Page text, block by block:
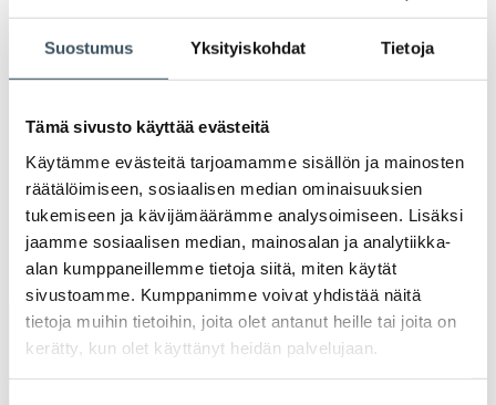
Suostumus Yksityiskohdat Tietoja
Tämä sivusto käyttää evästeitä
Käytämme evästeitä tarjoamamme sisällön ja mainosten
räätälöimiseen, sosiaalisen median ominaisuuksien
tukemiseen ja kävijämäärämme analysoimiseen. Lisäksi
jaamme sosiaalisen median, mainosalan ja analytiikka-
alan kumppaneillemme tietoja siitä, miten käytät
sivustoamme. Kumppanimme voivat yhdistää näitä
tietoja muihin tietoihin, joita olet antanut heille tai joita on
kerätty, kun olet käyttänyt heidän palvelujaan.
2021
2019
2018
2017
Avainsanat